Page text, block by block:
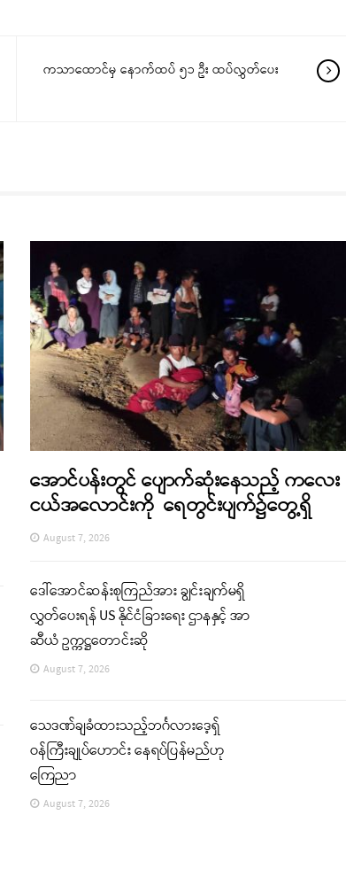
ကသာထောင်မှ နောက်ထပ် ၅၁ ဦး ထပ်လွှတ်ပေး
အောင်ပန်းတွင် ပျောက်ဆုံးနေသည့် ကလေး
ငယ်အလောင်းကို ရေတွင်းပျက်၌တွေ့ရှိ
August 7, 2026
ဒေါ်အောင်ဆန်းစုကြည်အား ချွင်းချက်မရှိ
လွှတ်ပေးရန် US နိုင်ငံခြားရေး ဌာနနှင့် အာ
ဆီယံ ဥက္ကဋ္ဌတောင်းဆို
August 7, 2026
သေဒဏ်ချခံထားသည့်ဘင်္ဂလားဒေ့ရှ်
ဝန်ကြီးချုပ်ဟောင်း နေရပ်ပြန်မည်ဟု
ကြေညာ
August 7, 2026